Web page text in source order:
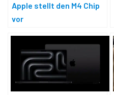
Apple stellt den M4 Chip
vor